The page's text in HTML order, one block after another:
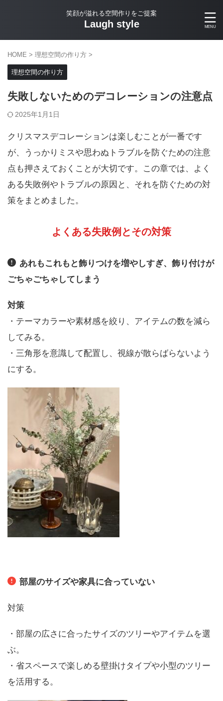
笑顔が溢れる空間作りをご提案
Laugh style
HOME > 理想空間の作り方 >
理想空間の作り方
失敗しないためのデコレーションの注意点
2025年1月1日
クリスマスデコレーションは楽しむことが一番です
が、うっかりミスや思わぬトラブルを防ぐための注意
点も押さえておくことが大切です。この章では、よく
ある失敗例やトラブルの原因と、それを防ぐための対
策をまとめました。
よくある失敗例とその対策
あれもこれもと飾りつけを増やしすぎ、飾り付けが
ごちゃごちゃしてしまう
対策
・テーマカラーや素材感を絞り、アイテムの数を減ら
してみる。
・三角形を意識して配置し、視線が散らばらないよう
にする。
部屋のサイズや家具に合っていない
対策
・部屋の広さに合ったサイズのツリーやアイテムを選
ぶ。
・省スペースで楽しめる壁掛けタイプや小型のツリー
を活用する。